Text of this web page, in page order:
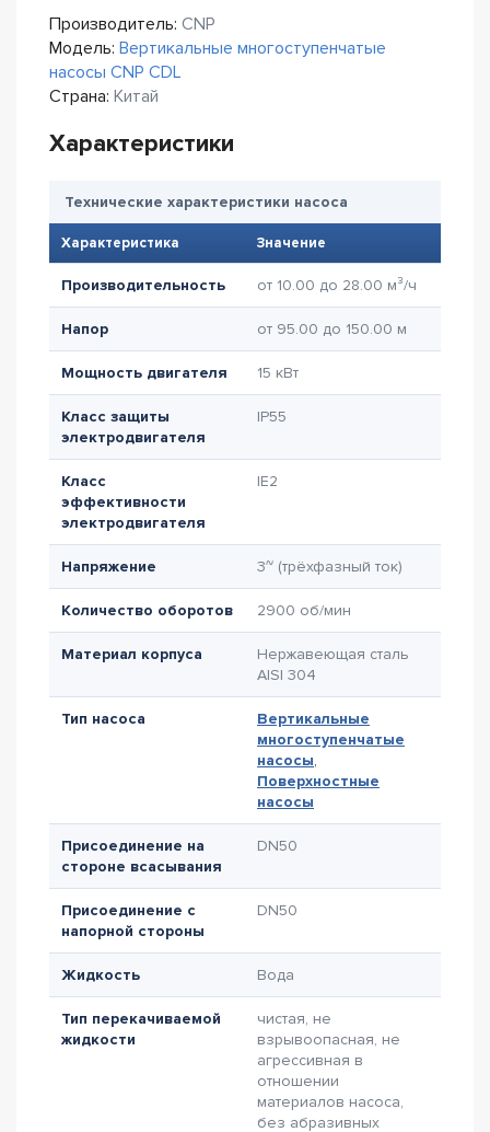
Производитель: CNP
Модель: Вертикальные многоступенчатые
насосы CNP CDL
Страна: Китай
Характеристики
Технические характеристики насоса
Характеристика Значение
Производительность от 10.00 до 28.00 м³/ч
Напор от 95.00 до 150.00 м
Мощность двигателя 15 кВт
Класс защиты
электродвигателя
IP55
Класс
эффективности
электродвигателя
IE2
Напряжение 3~ (трёхфазный ток)
Количество оборотов 2900 об/мин
Материал корпуса
Нержавеющая сталь
AISI 304
Тип насоса
Вертикальные
многоступенчатые
насосы,
Поверхностные
насосы
Присоединение на
стороне всасывания
DN50
Присоединение с
напорной стороны
DN50
Жидкость Вода
Тип перекачиваемой
жидкости
чистая, не
взрывоопасная, не
агрессивная в
отношении
материалов насоса,
без абразивных